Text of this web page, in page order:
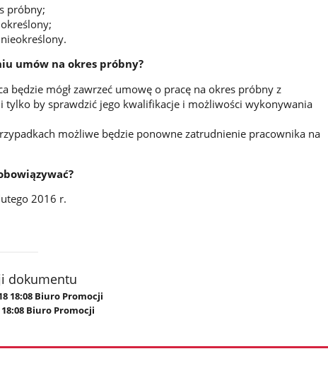
próbny;
umów na okres próbny?
będzie mógł zawrzeć umowę o pracę na okres próbny z
tylko by sprawdzić jego kwalifikacje i możliwości wykonywania
możliwe będzie ponowne zatrudnienie pracownika na
2016 r.
dokumentu
18:08 Biuro Promocji
18:08 Biuro Promocji